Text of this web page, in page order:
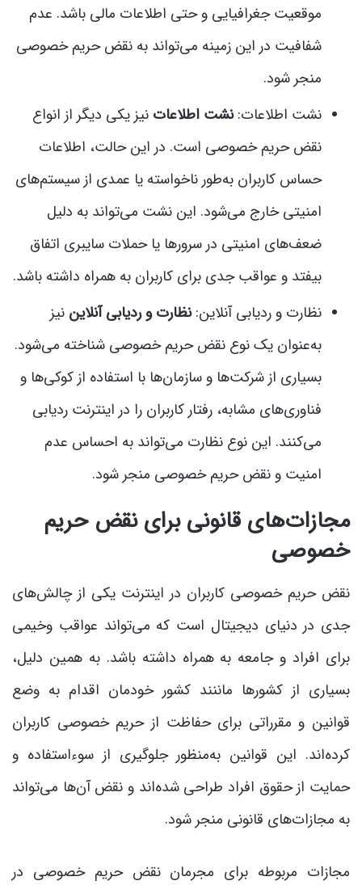
موقعیت جغرافیایی و حتی اطلاعات مالی باشد. عدم
شفافیت در این زمینه می‌تواند به نقض حریم خصوصی
منجر شود.
نشت اطلاعات:نشت اطلاعات نیز یکی دیگر از انواع
نقض حریم خصوصی است. در این حالت، اطلاعات
حساس کاربران به‌طور ناخواسته یا عمدی از سیستم‌های
امنیتی خارج می‌شود. این نشت می‌تواند به دلیل
ضعف‌های امنیتی در سرورها یا حملات سایبری اتفاق
بیفتد و عواقب جدی برای کاربران به همراه داشته باشد.
نظارت و ردیابی آنلاین:نظارت و ردیابی آنلاین نیز
به‌عنوان یک نوع نقض حریم خصوصی شناخته می‌شود.
بسیاری از شرکت‌ها و سازمان‌ها با استفاده از کوکی‌ها و
فناوری‌های مشابه، رفتار کاربران را در اینترنت ردیابی
می‌کنند. این نوع نظارت می‌تواند به احساس عدم
امنیت و نقض حریم خصوصی منجر شود.
مجازات‌های قانونی برای نقض حریم
خصوصی
نقض حریم خصوصی کاربران در اینترنت یکی از چالش‌های
جدی در دنیای دیجیتال است که می‌تواند عواقب وخیمی
برای افراد و جامعه به همراه داشته باشد. به همین دلیل،
بسیاری از کشورها ماننند کشور خودمان اقدام به وضع
قوانین و مقرراتی برای حفاظت از حریم خصوصی کاربران
کرده‌اند. این قوانین به‌منظور جلوگیری از سوءاستفاده و
حمایت از حقوق افراد طراحی شده‌اند و نقض آن‌ها می‌تواند
به مجازات‌های قانونی منجر شود.
مجازات مربوطه برای مجرمان نقض حریم خصوصی در